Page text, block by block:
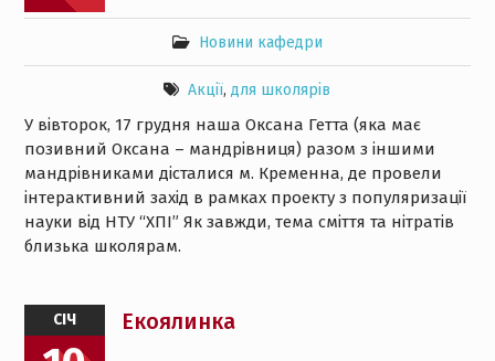
Новини кафедри
Акції,для школярів
У вівторок, 17 грудня наша Оксана Гетта (яка має
позивний Оксана – мандрівниця) разом з іншими
мандрівниками дісталися м. Кременна, де провели
інтерактивний захід в рамках проекту з популяризації
науки від НТУ “ХПІ” Як завжди, тема сміття та нітратів
близька школярам.
СІЧ Екоялинка